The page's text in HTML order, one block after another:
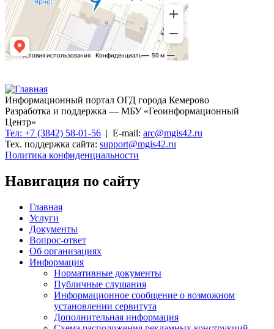
Информационный портал ОГД города Кемерово
Разработка и поддержка — МБУ «Геоинформационный
Центр»
Тел: +7 (3842) 58-01-56 | E-mail: arc@mgis42.ru
Тех. поддержка сайта: support@mgis42.ru
Политика конфиденциальности
Навигация по сайту
Главная
Услуги
Документы
Вопрос-ответ
Об организациях
Информация
Нормативные документы
Публичные слушания
Информационное сообщение о возможном
установлении сервитута
Дополнительная информация